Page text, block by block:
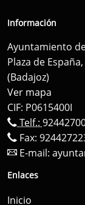
Información
Ayuntamiento
Plaza de
(Badajoz)
Ver mapa
CIF: P0615400I
Telf.:
Fax:
E-mail:
Enlaces
Inicio